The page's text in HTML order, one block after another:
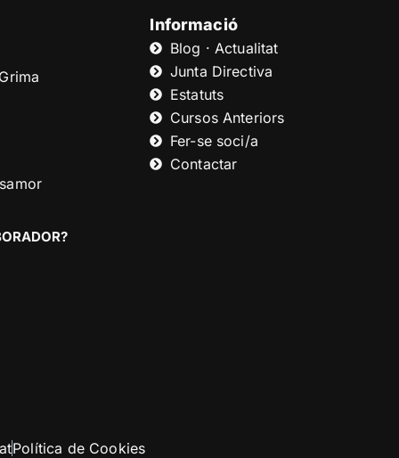
Informació
Blog · Actualitat
Junta Directiva
Estatuts
Cursos Anteriors
Fer-se soci/a
Contactar
Política de Cookies